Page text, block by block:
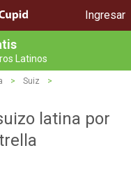
Ingresar
Latinos
> Suiz
>
latina por